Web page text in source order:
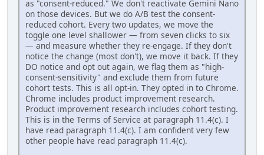
as "consent-reduced." We don't reactivate Gemini Nano
on those devices. But we do A/B test the consent-
reduced cohort. Every two updates, we move the
toggle one level shallower — from seven clicks to six
— and measure whether they re-engage. If they don't
notice the change (most don't), we move it back. If they
DO notice and opt out again, we flag them as "high-
consent-sensitivity" and exclude them from future
cohort tests. This is all opt-in. They opted in to Chrome.
Chrome includes product improvement research.
Product improvement research includes cohort testing.
This is in the Terms of Service at paragraph 11.4(c). I
have read paragraph 11.4(c). I am confident very few
other people have read paragraph 11.4(c).